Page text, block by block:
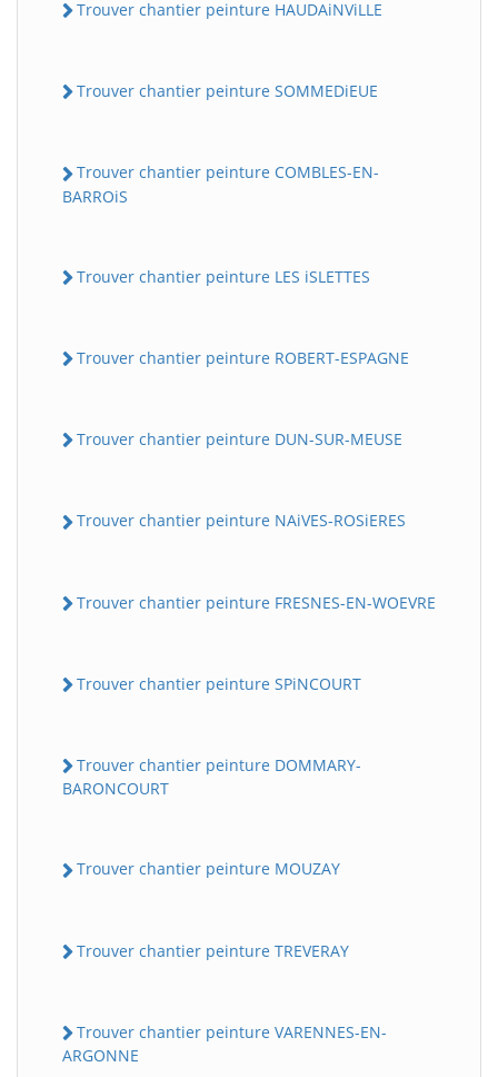
Trouver chantier peinture HAUDAiNViLLE
Trouver chantier peinture SOMMEDiEUE
Trouver chantier peinture COMBLES-EN-
BARROiS
Trouver chantier peinture LES iSLETTES
Trouver chantier peinture ROBERT-ESPAGNE
Trouver chantier peinture DUN-SUR-MEUSE
Trouver chantier peinture NAiVES-ROSiERES
Trouver chantier peinture FRESNES-EN-WOEVRE
Trouver chantier peinture SPiNCOURT
Trouver chantier peinture DOMMARY-
BARONCOURT
Trouver chantier peinture MOUZAY
Trouver chantier peinture TREVERAY
Trouver chantier peinture VARENNES-EN-
ARGONNE